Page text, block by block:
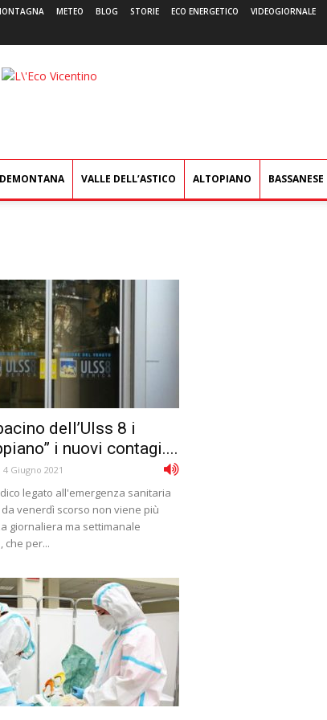
METEO BLOG STORIE ECO ENERGETICO VIDEOGIORNALE
L'Eco
VALLE DELL’ASTICO ALTOPIANO BASSANESE
dell’Ulss 8 i
i nuovi contagi....
4 Giugno 2021
legato all'emergenza sanitaria
venerdì scorso non viene più
giornaliera ma settimanale
che per...